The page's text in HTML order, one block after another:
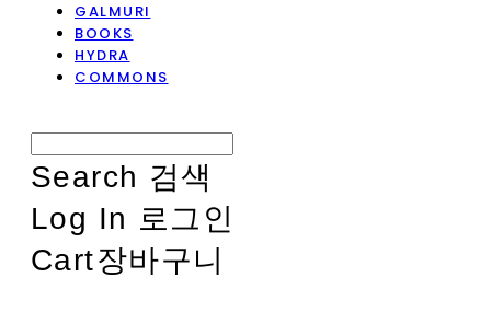
GALMURI
BOOKS
HYDRA
COMMONS
Search 검색
Log In 로그인
Cart장바구니